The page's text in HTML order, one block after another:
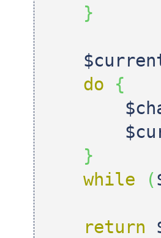
}
do
{
}
while
(
return